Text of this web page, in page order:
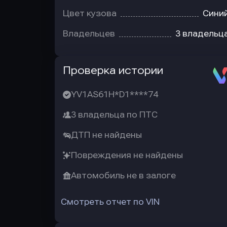
Цвет кузова
Владельцев 3
Проверка истории
YV1AS61H*D1****74
3 владельца по ПТС
ДТП не найдены
Повреждения не найдены
Автомобиль не в залоге
Смотреть отчет по VIN